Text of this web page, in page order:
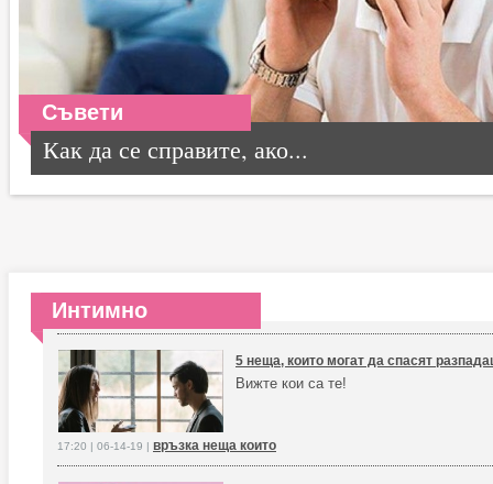
Съвети
Как да се справите, ако...
Интимно
5 неща, които могат да спасят
Вижте кои са те!
17:20 | 06-14-19 | връзка неща които